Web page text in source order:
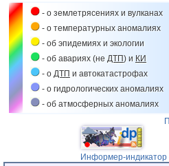
- о землетрясениях и вулканах
- о температурных аномалиях
- об эпидемиях и экологии
- об авариях (не ДТП) и КИ
- о ДТП и автокатастрофах
- о гидрологических аномалиях
- об атмосферных аномалиях
Информер-